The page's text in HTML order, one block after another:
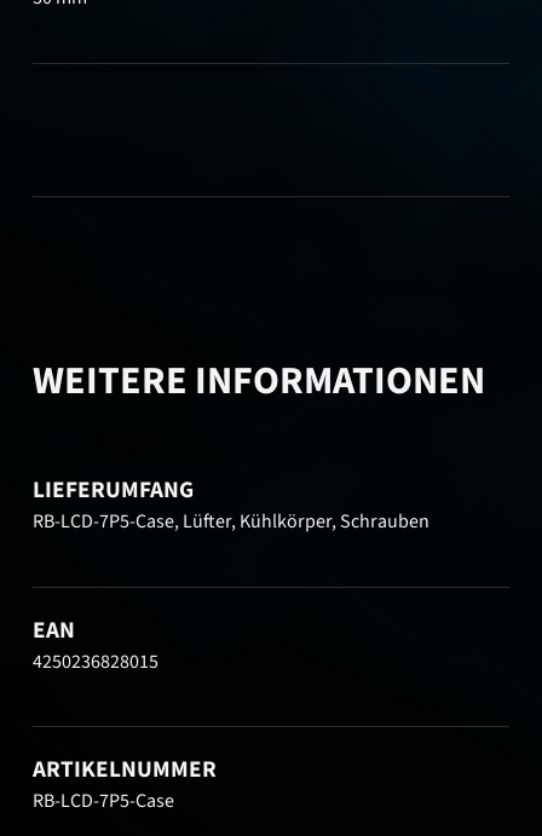
WEITERE INFORMATIONEN
LIEFERUMFANG
RB-LCD-7P5-Case, Lüfter, Kühlkörper, Schrauben
EAN
4250236828015
ARTIKELNUMMER
RB-LCD-7P5-Case